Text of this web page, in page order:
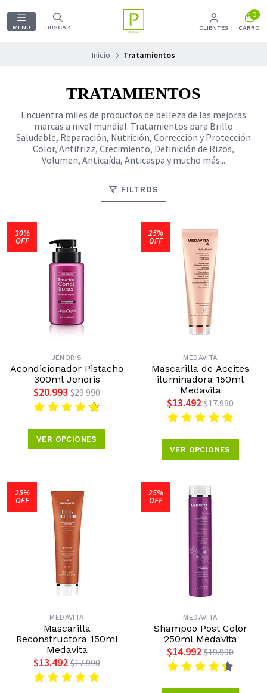
MENU BUSCAR CLIENTES
0
CARRO
Inicio Tratamientos
TRATAMIENTOS
Encuentra miles de productos de belleza de las mejoras
marcas a nivel mundial. Tratamientos para Brillo
Saludable, Reparación, Nutrición, Corrección y Protección
Color, Antifrizz, Crecimiento, Definición de Rizos,
Volumen, Anticaída, Anticaspa y mucho más...
FILTROS
30%
OFF
JENORIS
Acondicionador Pistacho
300ml Jenoris
$20.993 $29.990
VER OPCIONES
25%
OFF
MEDAVITA
Mascarilla de Aceites
iluminadora 150ml
Medavita
$13.492 $17.990
VER OPCIONES
25%
OFF
MEDAVITA
Mascarilla
Reconstructora 150ml
Medavita
$13.492 $17.990
25%
OFF
MEDAVITA
Shampoo Post Color
250ml Medavita
$14.992 $19.990